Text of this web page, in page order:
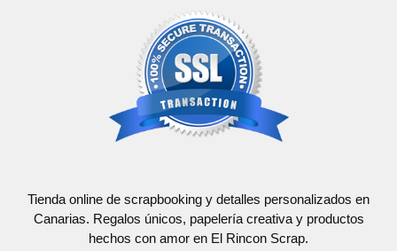
Tienda online de scrapbooking y detalles personalizados en
Canarias. Regalos únicos, papelería creativa y productos
hechos con amor en El Rincon Scrap.